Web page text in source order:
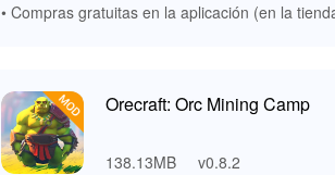
• Compras gratuitas en la aplicación (en la
Orecraft: Orc Mining Camp
138.13MB v0.8.2